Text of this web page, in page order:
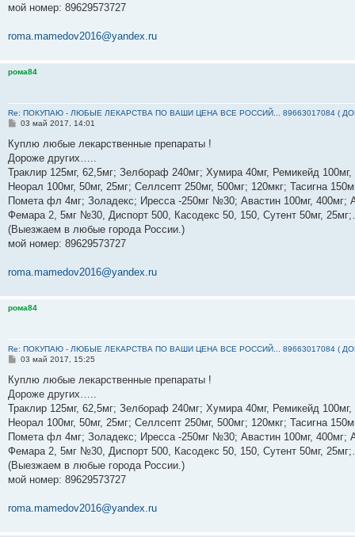
мой номер: ‪89629573727‬
roma.mamedov2016@yandex.ru
рома84
Re: ПОКУПАЮ - ЛЮБЫЕ ЛЕКАРСТВА ПО ВАШИ ЦЕНА ВСЕ РОССИЙ... 89663017084 (
С
о
б
щ
е
и
е
03 май 2017, 14:01
Куплю любые лекарственные препараты !
Дороже других…..
Траклир 125мг, 62,5мг; Зелбораф 240мг; Хумира 40мг, Ремикейд
Неорал 100мг, 50мг, 25мг; Селлсепт 250мг, 500мг; 120мкг; Тасигна
Помета фл 4мг; Золадекс; Иресса -250мг №30; Авастин 100мг, 400мг;
Фемара 2, 5мг №30, Диспорт 500, Касодекс 50, 150, Сутент 50мг,
(Выезжаем в любые города России.)
мой номер: ‪89629573727‬
roma.mamedov2016@yandex.ru
рома84
Re: ПОКУПАЮ - ЛЮБЫЕ ЛЕКАРСТВА ПО ВАШИ ЦЕНА ВСЕ РОССИЙ... 89663017084 (
С
о
б
щ
е
и
е
03 май 2017, 15:25
Куплю любые лекарственные препараты !
Дороже других…..
Траклир 125мг, 62,5мг; Зелбораф 240мг; Хумира 40мг, Ремикейд
Неорал 100мг, 50мг, 25мг; Селлсепт 250мг, 500мг; 120мкг; Тасигна
Помета фл 4мг; Золадекс; Иресса -250мг №30; Авастин 100мг, 400мг;
Фемара 2, 5мг №30, Диспорт 500, Касодекс 50, 150, Сутент 50мг,
(Выезжаем в любые города России.)
мой номер: ‪89629573727‬
roma.mamedov2016@yandex.ru